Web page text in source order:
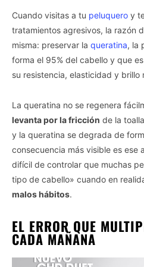
Cuando visitas a tu peluquero y
tratamientos agresivos, la razón
misma: preservar la queratina, la
forma el 95% del cabello y que
su resistencia, elasticidad y brillo
La queratina no se regenera
levanta por la fricción de la
y la queratina se degrada de
consecuencia más visible es ese
difícil de controlar que muchas
tipo de cabello» cuando en
malos hábitos.
EL ERROR QUE
CADA MAÑANA